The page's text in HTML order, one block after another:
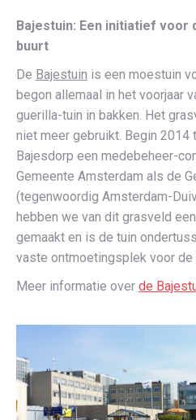
Bajestuin: Een initiatief voor
buurt
De Bajestuin is een moestuin
begon allemaal in het voorjaar
guerilla-tuin in bakken. Het
niet meer gebruikt. Begin 2014
Bajesdorp een medebeheer-
Gemeente Amsterdam als de
(tegenwoordig Amsterdam-
hebben we van dit grasveld
gemaakt en is de tuin
vaste ontmoetingsplek voor de
Meer informatie over de